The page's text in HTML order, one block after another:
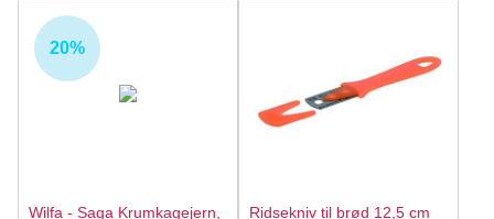
20%
Wilfa - Saga Krumkagejern,
Ridsekniv til brød 12,5 cm